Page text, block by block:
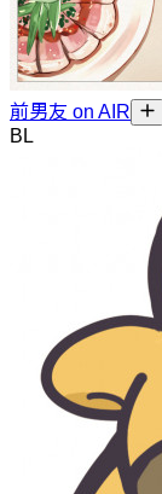
前男友 on AIR
BL